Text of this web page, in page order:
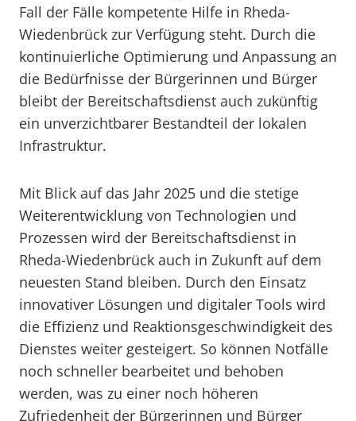
Fall der Fälle kompetente Hilfe in Rheda-
Wiedenbrück zur Verfügung steht. Durch die
kontinuierliche Optimierung und Anpassung an
die Bedürfnisse der Bürgerinnen und Bürger
bleibt der Bereitschaftsdienst auch zukünftig
ein unverzichtbarer Bestandteil der lokalen
Infrastruktur.
Mit Blick auf das Jahr 2025 und die stetige
Weiterentwicklung von Technologien und
Prozessen wird der Bereitschaftsdienst in
Rheda-Wiedenbrück auch in Zukunft auf dem
neuesten Stand bleiben. Durch den Einsatz
innovativer Lösungen und digitaler Tools wird
die Effizienz und Reaktionsgeschwindigkeit des
Dienstes weiter gesteigert. So können Notfälle
noch schneller bearbeitet und behoben
werden, was zu einer noch höheren
Zufriedenheit der Bürgerinnen und Bürger